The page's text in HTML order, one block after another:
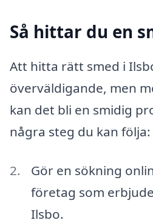
Så hittar du en
Att hitta rätt smed i
överväldigande, men
kan det bli en smidig
några steg du kan följa:
Gör en sökning
företag som
Ilsbo.